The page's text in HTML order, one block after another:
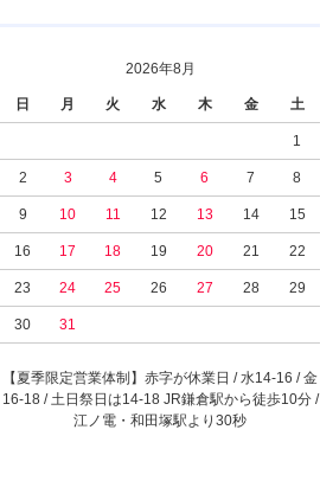
2026年8月
日 月 火 水 木 金 土
1
2 3 4 5 6 7 8
9 10 11 12 13 14 15
16 17 18 19 20 21 22
23 24 25 26 27 28 29
30 31
【夏季限定営業体制】赤字が休業日 / 水14-16 / 金
16-18 / 土日祭日は14-18 JR鎌倉駅から徒歩10分 /
江ノ電・和田塚駅より30秒